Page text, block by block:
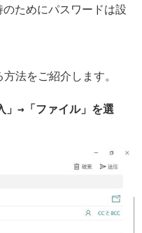
ためにパスワードは設
法をご紹介します。
」→「ファイル」を選